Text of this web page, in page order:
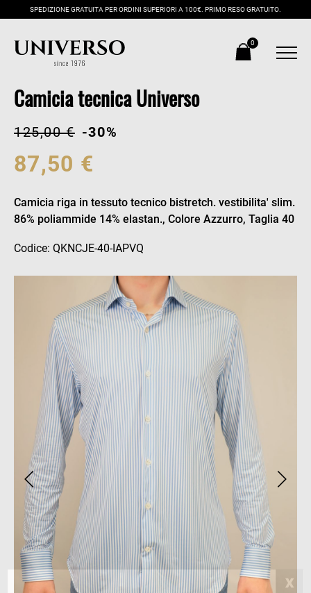
SPEDIZIONE GRATUITA PER ORDINI SUPERIORI A 100€. PRIMO RESO GRATUITO.
0
Camicia tecnica Universo
125,00 € -30%
87,50 €
Camicia riga in tessuto tecnico bistretch. vestibilita' slim.
86% poliammide 14% elastan., Colore Azzurro, Taglia 40
Codice: QKNCJE-40-IAPVQ